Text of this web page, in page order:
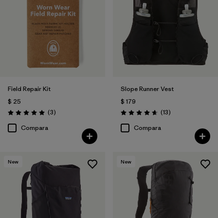
Field Repair Kit
$ 25
Valoración: 5.0 / 5
(3Comentarios
)
Compara
Slope Runner Vest
$ 179
Valoración: 4.7 / 5
(13Comentarios
)
Compara
New New